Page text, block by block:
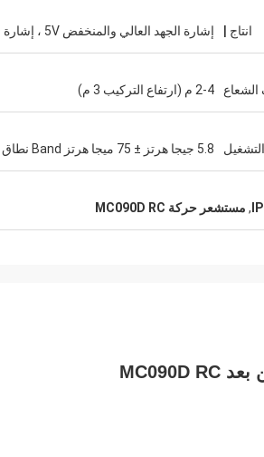
انتاج | إشارة الجهد العالي والمنخفض 5V ، إشارة 0-10v
2-4 م (ارتفاع التركيب 3 م)
5.8 جيجا هرتز ± 75 ميجا هرتز Band نطاق ISM.
, مستشعر حركة MC090D RC